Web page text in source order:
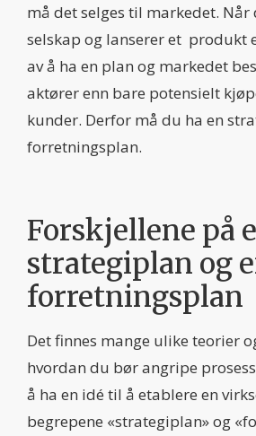
må det selges til markedet.
selskap og lanserer et produkt
av å ha en plan og markedet
aktører enn bare potensielt
kunder. Derfor må du ha en
forretningsplan.
Forskjellene på
strategiplan og
forretningsplan
Det finnes mange ulike teorier
hvordan du bør angripe
å ha en idé til å etablere en
begrepene «strategiplan» og